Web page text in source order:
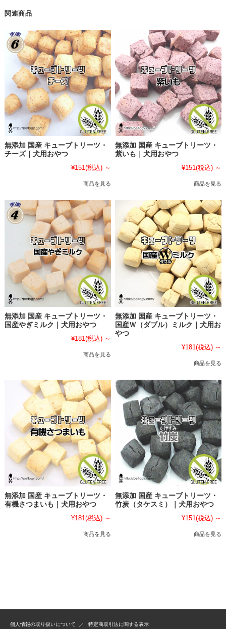
関連商品
無添加 国産 キューブトリーツ・
チーズ｜犬用おやつ
¥151(税込) ～
商品を見る
無添加 国産 キューブトリーツ・
紫いも｜犬用おやつ
¥151(税込) ～
商品を見る
無添加 国産 キューブトリーツ・
国産やぎミルク｜犬用おやつ
¥181(税込) ～
商品を見る
無添加 国産 キューブトリーツ・
国産Ｗ（ダブル）ミルク｜犬用お
やつ
¥181(税込) ～
商品を見る
無添加 国産 キューブトリーツ・
有機さつまいも｜犬用おやつ
¥181 (税込) ～
商品を見る
無添加 国産 キューブトリーツ・
竹炭（タケスミ）｜犬用おやつ
¥151(税込) ～
商品を見る
個人情報の取り扱いについて 特定商取引法に関する表示